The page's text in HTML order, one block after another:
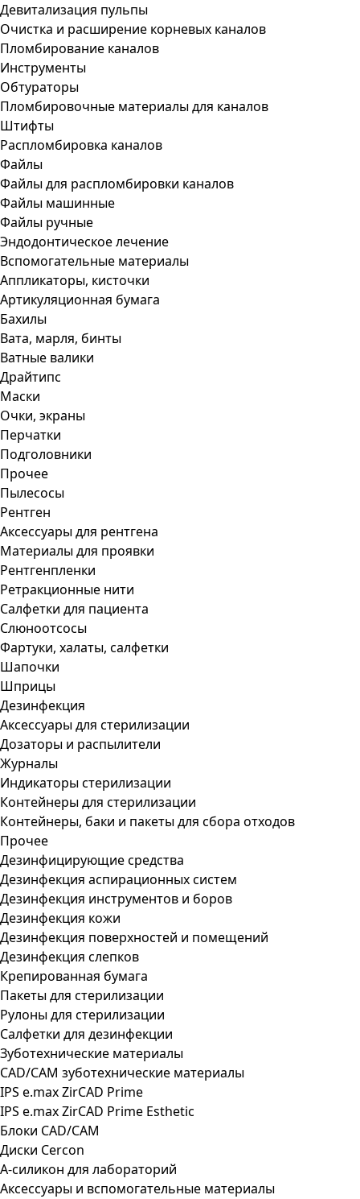
Девитализация пульпы
Очистка и расширение корневых каналов
Пломбирование каналов
Инструменты
Обтураторы
Пломбировочные материалы для каналов
Штифты
Распломбировка каналов
Файлы
Файлы для распломбировки каналов
Файлы машинные
Файлы ручные
Эндодонтическое лечение
Вспомогательные материалы
Аппликаторы, кисточки
Артикуляционная бумага
Бахилы
Вата, марля, бинты
Ватные валики
Драйтипс
Маски
Очки, экраны
Перчатки
Подголовники
Прочее
Пылесосы
Рентген
Аксессуары для рентгена
Материалы для проявки
Рентгенпленки
Ретракционные нити
Салфетки для пациента
Слюноотсосы
Фартуки, халаты, салфетки
Шапочки
Шприцы
Дезинфекция
Аксессуары для стерилизации
Дозаторы и распылители
Журналы
Индикаторы стерилизации
Контейнеры для стерилизации
Контейнеры, баки и пакеты для сбора отходов
Прочее
Дезинфицирующие средства
Дезинфекция аспирационных систем
Дезинфекция инструментов и боров
Дезинфекция кожи
Дезинфекция поверхностей и помещений
Дезинфекция слепков
Крепированная бумага
Пакеты для стерилизации
Рулоны для стерилизации
Салфетки для дезинфекции
Зуботехнические материалы
CAD/CAM зуботехнические материалы
IPS e.max ZirCAD Prime
IPS e.max ZirCAD Prime Esthetic
Блоки CAD/CAM
Диски Cercon
А-силикон для лабораторий
Аксессуары и вспомогательные материалы